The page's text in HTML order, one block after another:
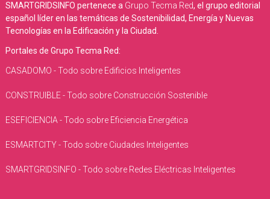
SMARTGRIDSINFO pertenece a Grupo Tecma Red, el grupo editorial
español líder en las temáticas de Sostenibilidad, Energía y Nuevas
Tecnologías en la Edificación y la Ciudad.
Portales de Grupo Tecma Red:
CASADOMO - Todo sobre Edificios Inteligentes
CONSTRUIBLE - Todo sobre Construcción Sostenible
ESEFICIENCIA - Todo sobre Eficiencia Energética
ESMARTCITY - Todo sobre Ciudades Inteligentes
SMARTGRIDSINFO - Todo sobre Redes Eléctricas Inteligentes